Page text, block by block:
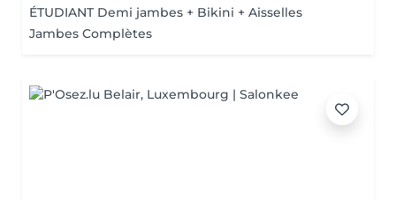
ÉTUDIANT Demi jambes + Bikini + Aisselles
Jambes Complètes